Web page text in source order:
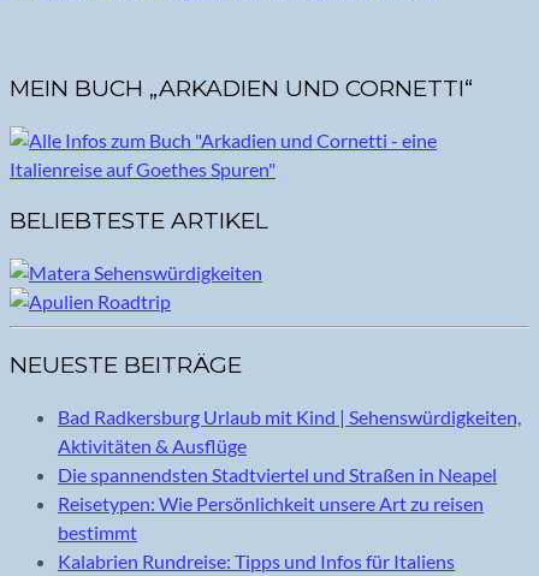
MEIN BUCH „ARKADIEN UND CORNETTI“
BELIEBTESTE ARTIKEL
NEUESTE BEITRÄGE
Bad Radkersburg Urlaub mit Kind | Sehenswürdigkeiten,
Aktivitäten & Ausflüge
Die spannendsten Stadtviertel und Straßen in Neapel
Reisetypen: Wie Persönlichkeit unsere Art zu reisen
bestimmt
Kalabrien Rundreise: Tipps und Infos für Italiens